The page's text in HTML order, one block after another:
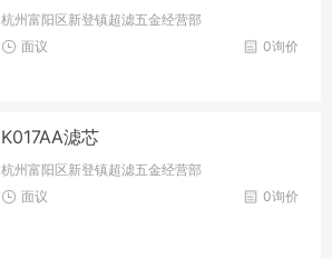
杭州富阳区新登镇超滤五金经营部
0询价
面议
K017AA滤芯
杭州富阳区新登镇超滤五金经营部
0询价
面议